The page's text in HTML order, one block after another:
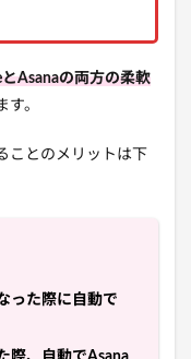
とAsanaの両方の柔軟
す。
ことのメリットは下
った際に自動で